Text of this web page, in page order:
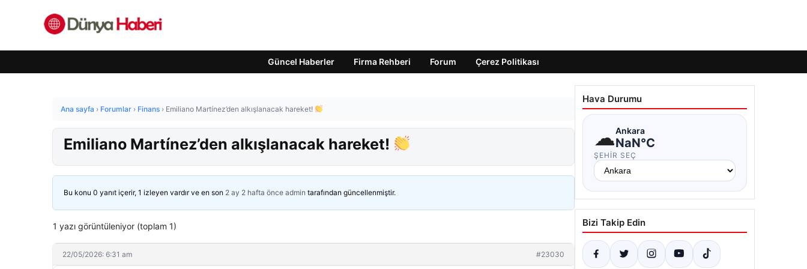
Güncel Haberler Firma Rehberi Forum Çerez Politikası
Ana sayfa › Forumlar › Finans › Emiliano Martínez’den alkışlanacak hareket!
Emiliano Martínez’den alkışlanacak hareket!
Bu konu 0 yanıt içerir, 1 izleyen vardır ve en son 2 ay 2 hafta önce admin tarafından güncellenmiştir.
1 yazı görüntüleniyor (toplam 1)
22/05/2026: 6:31 am #23030
Hava Durumu
☁Ankara
NaN°C
ŞEHIR SEÇ
Bizi Takip Edin